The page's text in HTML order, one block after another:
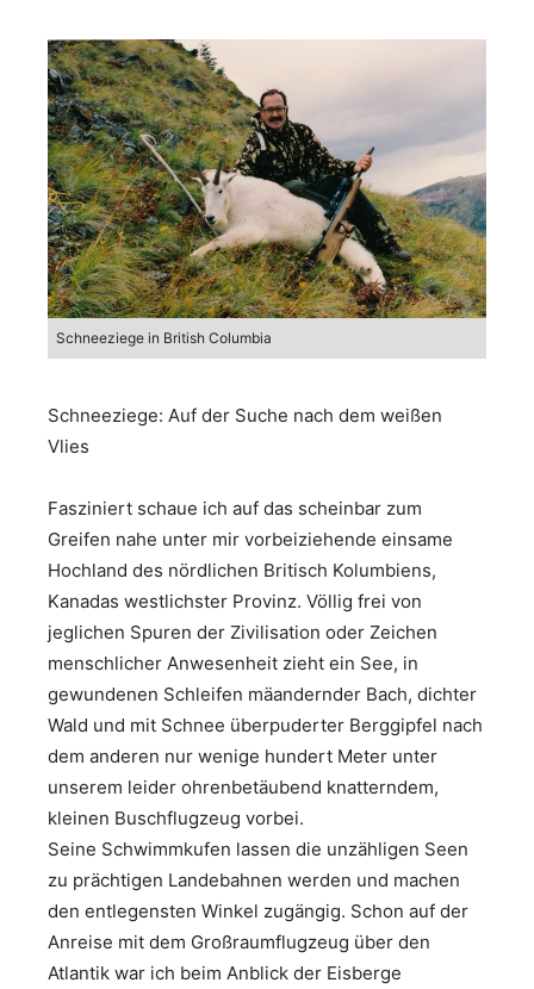
Schneeziege in British Columbia
Schneeziege: Auf der Suche nach dem weißen
Vlies
Fasziniert schaue ich auf das scheinbar zum
Greifen nahe unter mir vorbeiziehende einsame
Hochland des nördlichen Britisch Kolumbiens,
Kanadas westlichster Provinz. Völlig frei von
jeglichen Spuren der Zivilisation oder Zeichen
menschlicher Anwesenheit zieht ein See, in
gewundenen Schleifen mäandernder Bach, dichter
Wald und mit Schnee überpuderter Berggipfel nach
dem anderen nur wenige hundert Meter unter
unserem leider ohrenbetäubend knatterndem,
kleinen Buschflugzeug vorbei.
Seine Schwimmkufen lassen die unzähligen Seen
zu prächtigen Landebahnen werden und machen
den entlegensten Winkel zugängig. Schon auf der
Anreise mit dem Großraumflugzeug über den
Atlantik war ich beim Anblick der Eisberge